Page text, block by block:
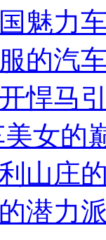
魅力
的汽
悍马
女的
山庄
潜力